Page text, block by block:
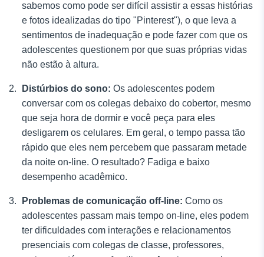
sabemos como pode ser difícil assistir a essas histórias
e fotos idealizadas do tipo "Pinterest"), o que leva a
sentimentos de inadequação e pode fazer com que os
adolescentes questionem por que suas próprias vidas
não estão à altura.
Distúrbios do sono: Os adolescentes podem
conversar com os colegas debaixo do cobertor, mesmo
que seja hora de dormir e você peça para eles
desligarem os celulares. Em geral, o tempo passa tão
rápido que eles nem percebem que passaram metade
da noite on-line. O resultado? Fadiga e baixo
desempenho acadêmico.
Problemas de comunicação off-line: Como os
adolescentes passam mais tempo on-line, eles podem
ter dificuldades com interações e relacionamentos
presenciais com colegas de classe, professores,